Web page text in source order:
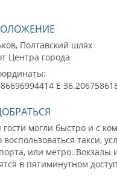
Полтавский шлях
Центра города
E
могли быстро и с
такси,
или метро. Вокзалы
в пятиминутном